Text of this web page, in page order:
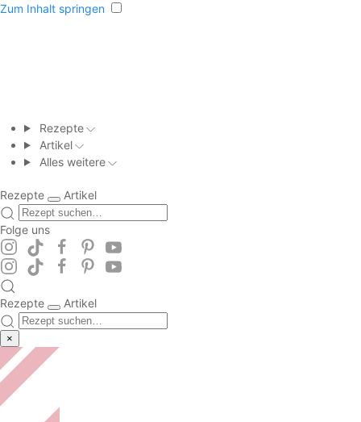
Zum Inhalt springen
Rezepte
Artikel
Alles weitere
Rezepte Artikel
Folge uns
Rezepte Artikel
×